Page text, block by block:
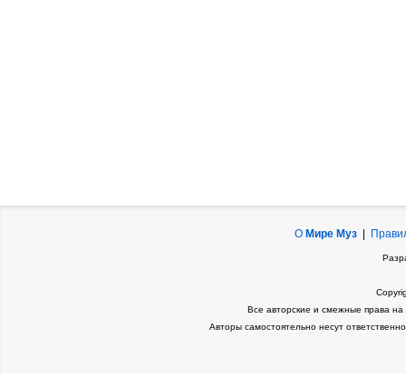
О Мире Муз|
Все авторские и смежные права
Авторы самостоятельно несут